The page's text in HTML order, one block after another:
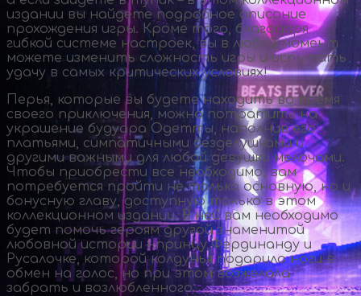
издании вы найдете подробное описание
прохождения игры. Кроме того, благодаря
гибкой системе настроек, вы в любой момент
можете изменить сложность игры и испытать
удачу в самых критических условиях!
Перья, которые вы будете находить во время
своего приключения, можно потратить на
украшение будуара Одетты, наполнив его
платьями, симпатичными безделушками и
другими важными для любой девушки мелочами.
Чтобы приобрести все необходимо, вам
потребуется пройти не только основную, но и
бонусную главу, доступную только в этом
коллекционном издании. В ней вам необходимо
будет помочь героям другой знаменитой
любовной истории – принцу Фердинанду и
Русалочке, которой колдунья подарила ноги в
обмен на голос, но при этом возжелала
забрать и возлюбленного.